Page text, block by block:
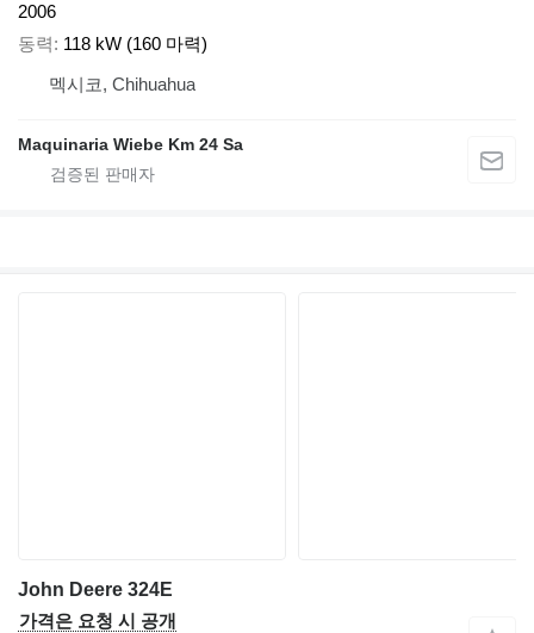
2006
동력
118 kW (160 마력)
멕시코, Chihuahua
Maquinaria Wiebe Km 24 Sa
John Deere 324E
가격은 요청 시 공개